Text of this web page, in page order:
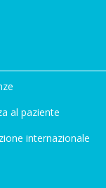
al paziente
internazionale